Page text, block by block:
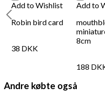
Add to Wishlist
Robin bird card
38 DKK
Add to
8cm
188
Andre købte også